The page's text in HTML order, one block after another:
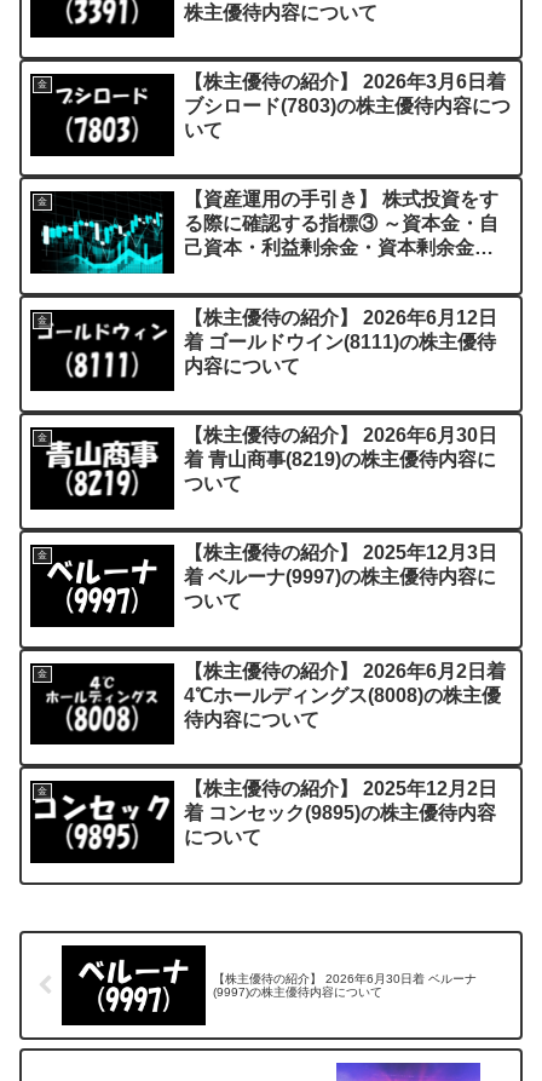
株主優待内容について
金
【株主優待の紹介】 2026年3月6日着
ブシロード(7803)の株主優待内容につ
いて
金
【資産運用の手引き】 株式投資をす
る際に確認する指標③ ～資本金・自
己資本・利益剰余金・資本剰余金の
金
【株主優待の紹介】 2026年6月12日
着 ゴールドウイン(8111)の株主優待
内容について
金
【株主優待の紹介】 2026年6月30日
着 青山商事(8219)の株主優待内容に
ついて
金
【株主優待の紹介】 2025年12月3日
着 ベルーナ(9997)の株主優待内容に
ついて
金
【株主優待の紹介】 2026年6月2日着
4℃ホールディングス(8008)の株主優
待内容について
金
【株主優待の紹介】 2025年12月2日
着 コンセック(9895)の株主優待内容
について
【株主優待の紹介】 2026年6月30日着 ベルーナ
(9997)の株主優待内容について